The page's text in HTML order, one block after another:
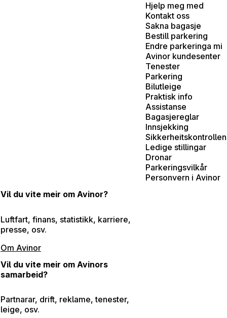
Hjelp meg med
Kontakt oss
Sakna bagasje
Bestill parkering
Endre parkeringa mi
Avinor kundesenter
Tenester
Parkering
Bilutleige
Praktisk info
Assistanse
Bagasjereglar
Innsjekking
Sikkerheitskontrollen
Ledige stillingar
Dronar
Parkeringsvilkår
Personvern i Avinor
Vil du vite meir om Avinor?
Luftfart, finans, statistikk, karriere,
presse, osv.
Om Avinor
Vil du vite meir om Avinors
samarbeid?
Partnarar, drift, reklame, tenester,
leige, osv.